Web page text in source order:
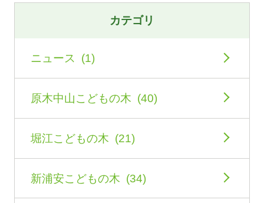
カテゴリ
ニュース (1)
原木中山こどもの木 (40)
堀江こどもの木 (21)
新浦安こどもの木 (34)